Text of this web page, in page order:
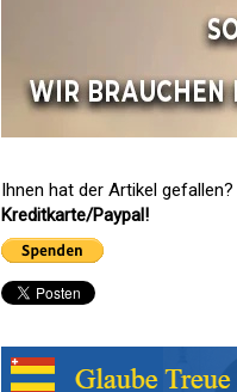
Ihnen hat der Artikel gefallen?
Kreditkarte/Paypal!